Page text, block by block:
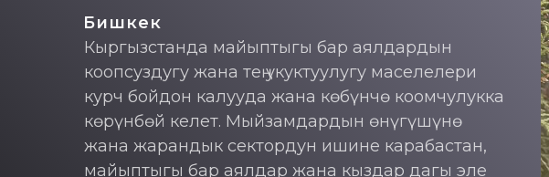
Бишкек
Кыргызстанда майыптыгы бар аялдардын
коопсуздугу жана тең укуктуулугу маселелери
курч бойдон калууда жана көбүнчө коомчулукка
көрүнбөй келет. Мыйзамдардын өнүгүшүнө
жана жарандык сектордун ишине карабастан,
майыптыгы бар аялдар жана кыздар дагы эле